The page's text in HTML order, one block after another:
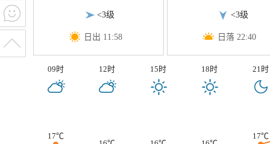
<3级
日出 11:58
<3级
日落 22:40
09时 12时 15时 18时 21时
17℃
17℃